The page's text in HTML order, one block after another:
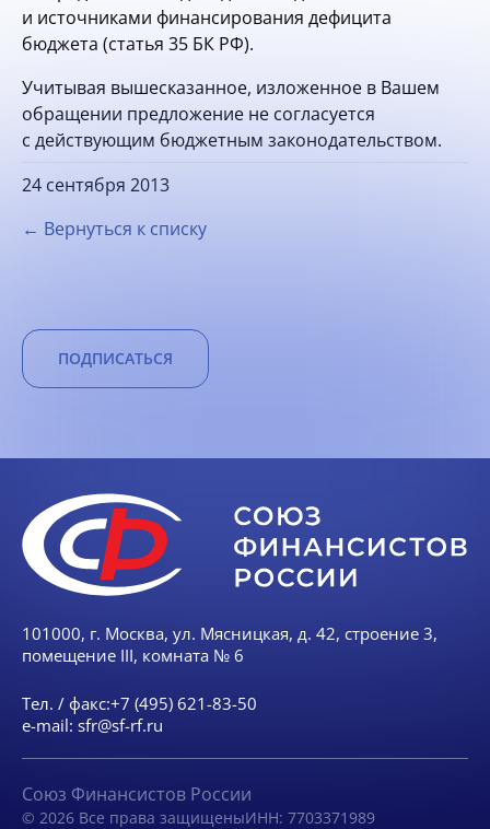
и источниками финансирования дефицита
бюджета (статья 35 БК РФ).
Учитывая вышесказанное, изложенное в Вашем
обращении предложение не согласуется
с действующим бюджетным законодательством.
24 сентября 2013
← Вернуться к списку
ПОДПИСАТЬСЯ
101000, г. Москва, ул. Мясницкая, д. 42, строение 3,
помещение III, комната № 6
Тел. / факс:+7 (495) 621-83-50
e-mail: sfr@sf-rf.ru
Союз Финансистов России
© 2026 Все права защищеныИНН: 7703371989